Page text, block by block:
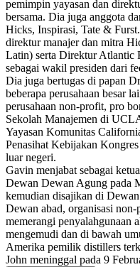
pemimpin yayasan dan
bersama. Dia juga anggota
Hicks, Inspirasi, Tate &
direktur manajer dan mitra
Latin) serta Direktur Atlantic
sebagai wakil presiden dari
Dia juga bertugas di papan
beberapa perusahaan besar
perusahaan non-profit, pro
Sekolah Manajemen di
Yayasan Komunitas
Penasihat Kebijakan
luar negeri.
Gavin menjabat sebagai
Dewan Dewan Agung pada
kemudian disajikan di
Dewan abad, organisasi
memerangi penyalahgunaan
mengemudi dan di bawah
Amerika pemilik distillers
John meninggal pada 9